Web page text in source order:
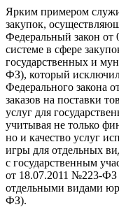
Ярким примером
закупок,
Федеральный закон
системе в сфере
государственных и
ФЗ), который
Федерального закона
заказов на поставки
услуг для
учитывая не только
но и качество услуг
игры для отдельных
с государственным
от 18.07.2011 №223-ФЗ
отдельными видами
ФЗ).